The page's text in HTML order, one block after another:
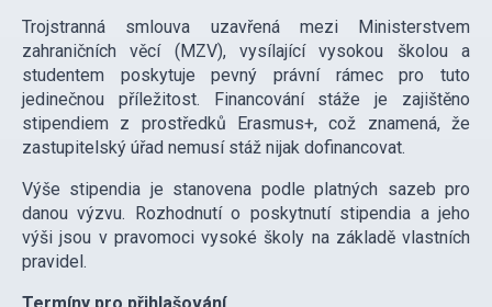
Trojstranná smlouva uzavřená mezi Ministerstvem
zahraničních věcí (MZV), vysílající vysokou školou a
studentem poskytuje pevný právní rámec pro tuto
jedinečnou příležitost. Financování stáže je zajištěno
stipendiem z prostředků Erasmus+, což znamená, že
zastupitelský úřad nemusí stáž nijak dofinancovat.
Výše stipendia je stanovena podle platných sazeb pro
danou výzvu. Rozhodnutí o poskytnutí stipendia a jeho
výši jsou v pravomoci vysoké školy na základě vlastních
pravidel.